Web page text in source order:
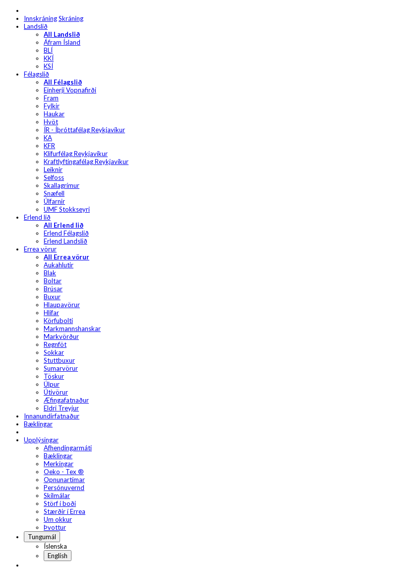
InnskráningSkráning
Landslið
All Landslið
Áfram Ísland
BLÍ
KKÍ
KSÍ
Félagslið
All Félagslið
Einherji Vopnafirði
Fram
Fylkir
Haukar
Hvöt
ÍR - Íþróttafélag Reykjavíkur
KA
KFR
Klifurfélag Reykjavíkur
Kraftlyftingafélag Reykjavíkur
Leiknir
Selfoss
Skallagrímur
Snæfell
Úlfarnir
UMF Stokkseyri
Erlend lið
All Erlend lið
Erlend Félagslið
Erlend Landslið
Errea vörur
All Errea vörur
Aukahlutir
Blak
Boltar
Brúsar
Buxur
Hlaupavörur
Hlífar
Körfubolti
Markmannshanskar
Markvörður
Regnföt
Sokkar
Stuttbuxur
Sumarvörur
Töskur
Úlpur
Útivörur
Æfingafatnaður
Eldri Treyjur
Innanundirfatnaður
Bæklingar
Upplýsingar
Afhendingarmáti
Bæklingar
Merkingar
Oeko - Tex ®
Opnunartímar
Persónuvernd
Skilmálar
Störf í boði
Stærðir í Errea
Um okkur
Þvottur
Tungumál
Íslenska
English